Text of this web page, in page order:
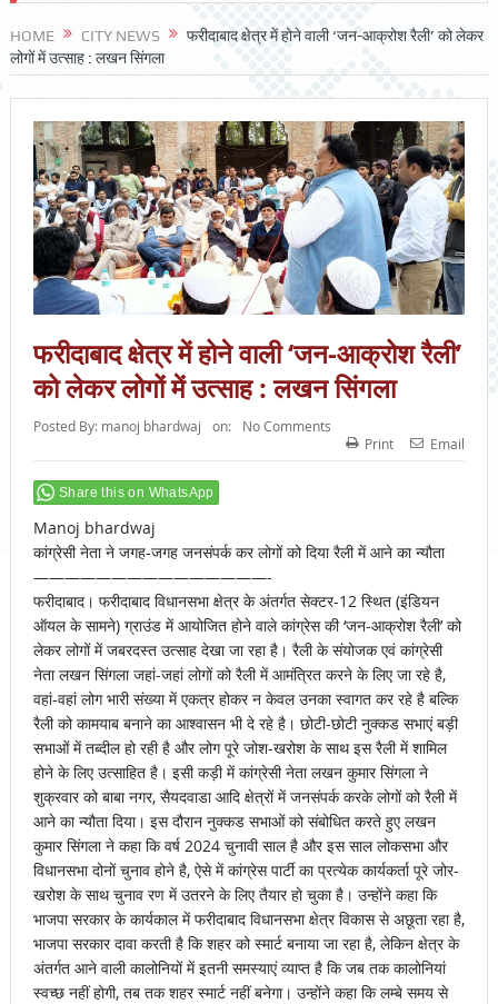
HOME CITY NEWS
फरीदाबाद क्षेत्र में होने वाली ‘जन-आक्रोश रैली’ को लेकर
लोगों में उत्साह : लखन सिंगला
फरीदाबाद क्षेत्र में होने वाली ‘जन-आक्रोश रैली’
को लेकर लोगों में उत्साह : लखन सिंगला
Posted By: manoj bhardwaj on:
No Comments
Print
Email
Share this on WhatsApp
Manoj bhardwaj
कांग्रेसी नेता ने जगह-जगह जनसंपर्क कर लोगों को दिया रैली में आने का न्यौता
———————————————-
फरीदाबाद। फरीदाबाद विधानसभा क्षेत्र के अंतर्गत सेक्टर-12 स्थित (इंडियन
ऑयल के सामने) ग्राउंड में आयोजित होने वाले कांग्रेस की ‘जन-आक्रोश रैली’ को
लेकर लोगों में जबरदस्त उत्साह देखा जा रहा है। रैली के संयोजक एवं कांग्रेसी
नेता लखन सिंगला जहां-जहां लोगों को रैली में आमंत्रित करने के लिए जा रहे है,
वहां-वहां लोग भारी संख्या में एकत्र होकर न केवल उनका स्वागत कर रहे है बल्कि
रैली को कामयाब बनाने का आश्वासन भी दे रहे है। छोटी-छोटी नुक्कड सभाएं बड़ी
सभाओं में तब्दील हो रही है और लोग पूरे जोश-खरोश के साथ इस रैली में शामिल
होने के लिए उत्साहित है। इसी कड़ी में कांग्रेसी नेता लखन कुमार सिंगला ने
शुक्रवार को बाबा नगर, सैयदवाडा आदि क्षेत्रों में जनसंपर्क करके लोगों को रैली में
आने का न्यौता दिया। इस दौरान नुक्कड सभाओं को संबोधित करते हुए लखन
कुमार सिंगला ने कहा कि वर्ष 2024 चुनावी साल है और इस साल लोकसभा और
विधानसभा दोनों चुनाव होने है, ऐसे में कांग्रेस पार्टी का प्रत्येक कार्यकर्ता पूरे जोर-
खरोश के साथ चुनाव रण में उतरने के लिए तैयार हो चुका है। उन्होंने कहा कि
भाजपा सरकार के कार्यकाल में फरीदाबाद विधानसभा क्षेत्र विकास से अछूता रहा है,
भाजपा सरकार दावा करती है कि शहर को स्मार्ट बनाया जा रहा है, लेकिन क्षेत्र के
अंतर्गत आने वाली कालोनियों में इतनी समस्याएं व्याप्त है कि जब तक कालोनियां
स्वच्छ नहीं होगी, तब तक शहर स्मार्ट नहीं बनेगा। उन्होंने कहा कि लम्बे समय से